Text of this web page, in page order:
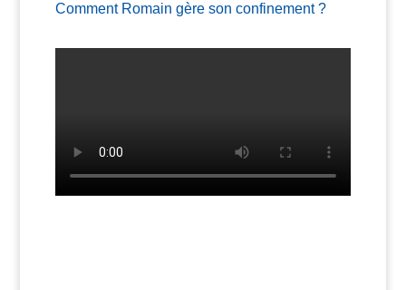
Comment Romain gère son confinement ?